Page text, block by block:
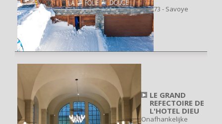
73 - Savoye
LE GRAND
REFECTOIRE DE
L'HOTEL DIEU
Onafhankelijke